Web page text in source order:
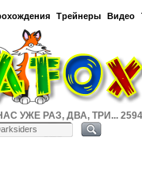
Трейнеры Видео
УЖЕ РАЗ, ДВА, ТРИ...